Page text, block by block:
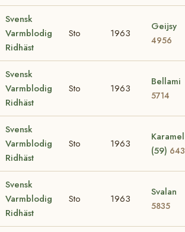
Svensk
Varmblodig
Ridhäst
Sto 1963
Geijsy
4956
Svensk
Varmblodig
Ridhäst
Sto 1963
Bellami
5714
Svensk
Varmblodig
Ridhäst
Sto 1963
(59)
Svensk
Varmblodig
Ridhäst
Sto 1963
Svalan
5835